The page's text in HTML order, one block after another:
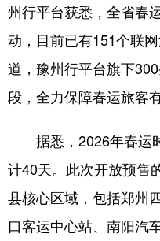
专题
民生社会
地方频道
北京
州行平台获悉，全省春
动，目前已有151个联
道，豫州行平台旗下
段，全力保障春运旅客
据悉，2026年春运
计40天。此次开放预售
县核心区域，包括郑州
口客运中心站、南阳汽